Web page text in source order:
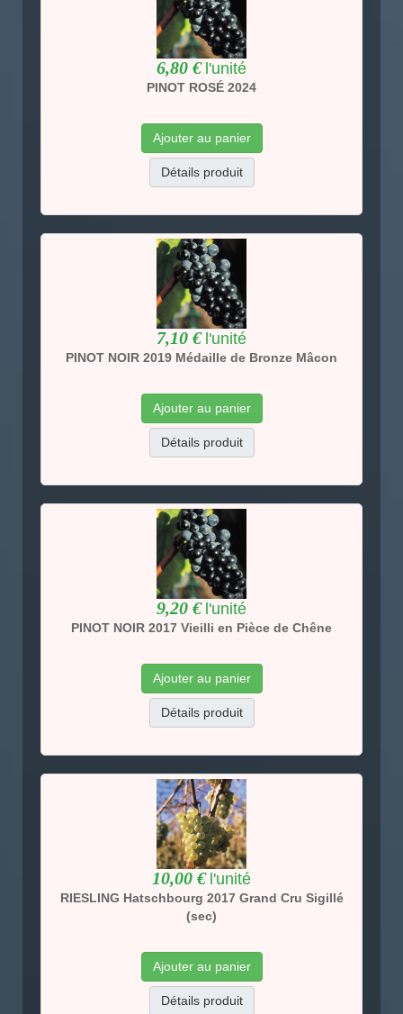
6,80 € l'unité
PINOT ROSÉ 2024
Ajouter au panier
Détails produit
7,10 € l'unité
PINOT NOIR 2019 Médaille de Bronze Mâcon
Ajouter au panier
Détails produit
9,20 € l'unité
PINOT NOIR 2017 Vieilli en Pièce de Chêne
Ajouter au panier
Détails produit
10,00 € l'unité
RIESLING Hatschbourg 2017 Grand Cru Sigillé
(sec)
Ajouter au panier
Détails produit